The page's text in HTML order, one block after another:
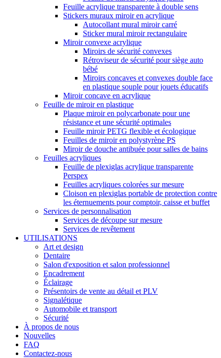
Feuille acrylique transparente à double sens
Stickers muraux miroir en acrylique
Autocollant mural miroir carré
Sticker mural miroir rectangulaire
Miroir convexe acrylique
Miroirs de sécurité convexes
Rétroviseur de sécurité pour siège auto
bébé
Miroirs concaves et convexes double face
en plastique souple pour jouets éducatifs
Miroir concave en acrylique
Feuille de miroir en plastique
Plaque miroir en polycarbonate pour une
résistance et une sécurité optimales
Feuille miroir PETG flexible et écologique
Feuilles de miroir en polystyrène PS
Miroir de douche antibuée pour salles de bains
Feuilles acryliques
Feuille de plexiglas acrylique transparente
Perspex
Feuilles acryliques colorées sur mesure
Cloison en plexiglas portable de protection contre
les éternuements pour comptoir, caisse et buffet
Services de personnalisation
Services de découpe sur mesure
Services de revêtement
UTILISATIONS
Art et design
Dentaire
Salon d'exposition et salon professionnel
Encadrement
Éclairage
Présentoirs de vente au détail et PLV
Signalétique
Automobile et transport
Sécurité
À propos de nous
Nouvelles
FAQ
Contactez-nous